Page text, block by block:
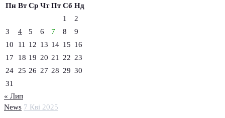
News 7 Кві 2025
Пн Вт Ср Чт Пт Сб Нд
1
2
3
4 5 6 7 8
9
10
11 12 13 14 15 16
17
18 19 20 21 22 23
24
25 26 27 28 29 30
31
« Лип